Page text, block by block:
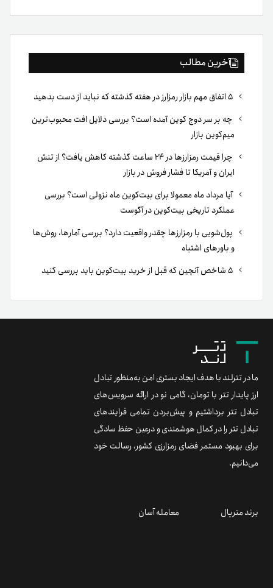
بوک
آخرین مطالب
چه بر سر دوج کوین آمده است؟ بررسی دلایل افت محبوب‌ترین
میم‌کوین بازار
چرا قیمت رمزارزها در ۲۴ ساعت گذشته کاهش یافت؟ از تنش
ایران و آمریکا تا فشار فروش در بازار
آیا مرداد ماه معمولا برای بیت‌کوین ماه نزولی است؟ بررسی
عملکرد تاریخی بیت‌کوین در آگوست
پول‌شویی با رمزارزها چقدر واقعیت دارد؟ بررسی آمارها، روش‌ها
و باورهای اشتباه
ما در تترلند با هدف ایجاد بستری امن به‌منظور تبادل
ارز پایدار تتر با تومان، گامی نو در ارائه سرویس‌های
تبادل تتر برداشتیم و پیش‌بردن تمامی فرایندهای
تبادل تتر را در کمال هوشمندی و درعین حفظ سادگی
برای بهبود مستمر فضای رمزارزی کشور، رسالت خود
می‌دانیم.
برند متریال معامله آسان